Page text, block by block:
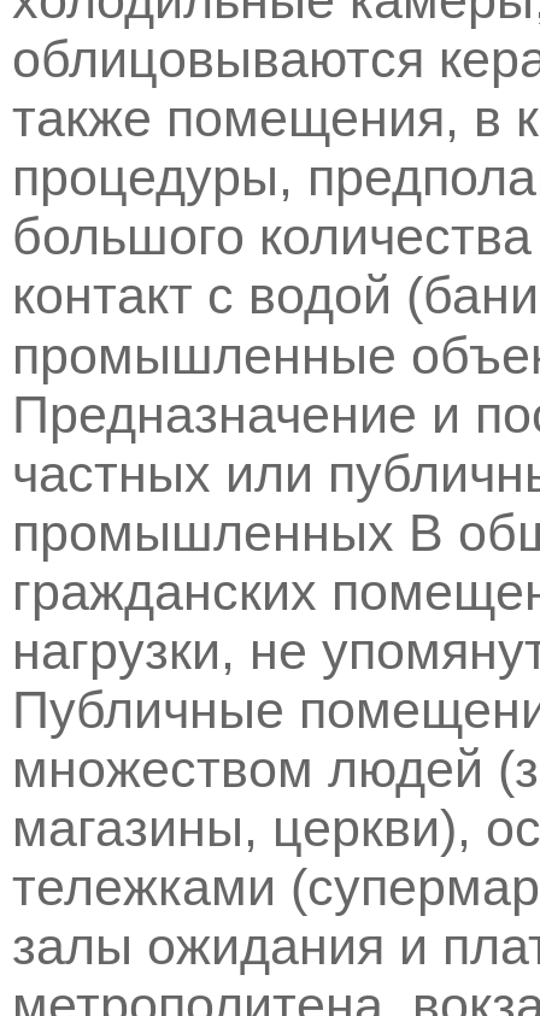
облицовываются
также помещения, в
процедуры,
большого
контакт с водой
промышленные
Предназначение и
частных или
промышленных В
гражданских
нагрузки, не
Публичные
множеством людей
магазины, церкви),
тележками
залы ожидания и